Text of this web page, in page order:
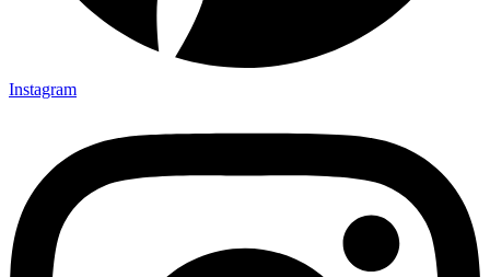
Instagram